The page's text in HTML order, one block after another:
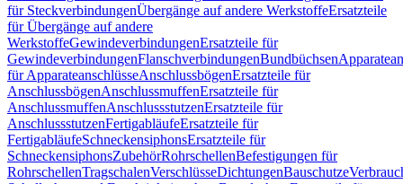
für SteckverbindungenÜbergänge auf andere WerkstoffeErsatzteile
für Übergänge auf andere
WerkstoffeGewindeverbindungenErsatzteile für
GewindeverbindungenFlanschverbindungenBundbüchsen
für ApparateanschlüsseAnschlussbögenErsatzteile für
AnschlussbögenAnschlussmuffenErsatzteile für
AnschlussmuffenAnschlussstutzenErsatzteile für
AnschlussstutzenFertigabläufeErsatzteile für
FertigabläufeSchneckensiphonsErsatzteile für
SchneckensiphonsZubehörRohrschellenBefestigungen für
RohrschellenTragschalenVerschlüsseDichtungenBauschutze